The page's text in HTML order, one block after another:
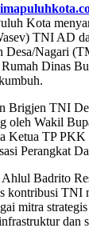
Kota
TNI AD
Desa/Nagari
Dinas
Brigjen TNI
oleh Wakil
Ketua TP
Perangkat
Badrito
kontribusi TNI
mitra strategis
dan